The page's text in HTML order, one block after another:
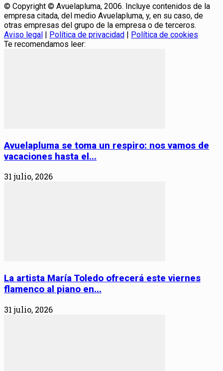
© Copyright © Avuelapluma, 2006. Incluye contenidos de la
empresa citada, del medio Avuelapluma, y, en su caso, de
otras empresas del grupo de la empresa o de terceros.
Aviso legal | Política de privacidad | Política de cookies
Te recomendamos leer:
Avuelapluma se toma un respiro: nos vamos de
vacaciones hasta el...
31 julio, 2026
La artista María Toledo ofrecerá este viernes
flamenco al piano en...
31 julio, 2026